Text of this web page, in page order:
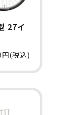
27イ
(税込)